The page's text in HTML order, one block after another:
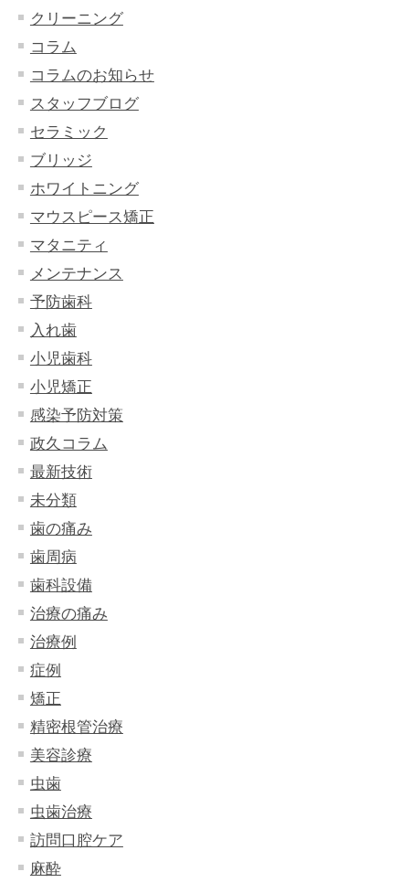
クリーニング
コラム
コラムのお知らせ
スタッフブログ
セラミック
ブリッジ
ホワイトニング
マウスピース矯正
マタニティ
メンテナンス
予防歯科
入れ歯
小児歯科
小児矯正
感染予防対策
政久コラム
最新技術
未分類
歯の痛み
歯周病
歯科設備
治療の痛み
治療例
症例
矯正
精密根管治療
美容診療
虫歯
虫歯治療
訪問口腔ケア
麻酔